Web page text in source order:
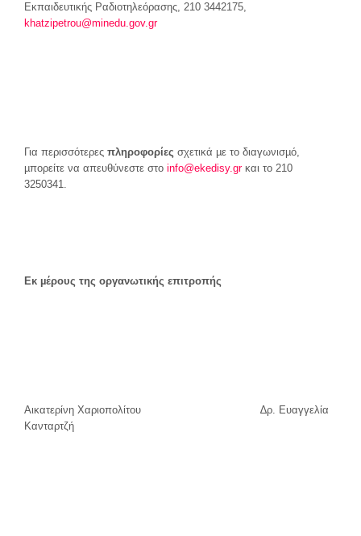
Εκπαιδευτικής Ραδιοτηλεόρασης, 210 3442175,
khatzipetrou@minedu.gov.gr
Για περισσότερες πληροφορίες σχετικά µε το διαγωνισµό,
µπορείτε να απευθύνεστε στο info@ekedisy.grκαι το 210
3250341.
Εκ µέρους της οργανωτικής επιτροπής
Αικατερίνη Χαριοπολίτου ∆ρ. Ευαγγελία
Κανταρτζή